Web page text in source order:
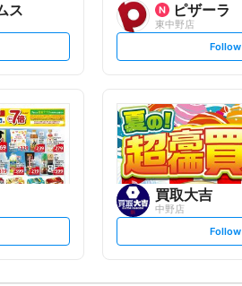
ス ピザーラ
東中野店
s
t
l
o
w
Follow
買取大吉
中野店
s
t
Follow